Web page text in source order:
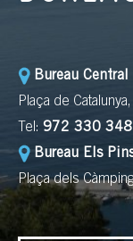
Bureau Central
Plaça de
Tel: 972 330 348
Bureau Els
Plaça dels